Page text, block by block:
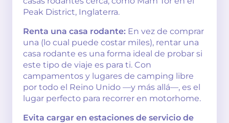
Peak District, Inglaterra.
Renta una casa rodante: En vez de comprar
una (lo cual puede costar miles), rentar una
casa rodante es una forma ideal de probar si
este tipo de viaje es para ti. Con
campamentos y lugares de camping libre
por todo el Reino Unido —y más allá—, es el
lugar perfecto para recorrer en motorhome.
Evita cargar en estaciones de servicio de